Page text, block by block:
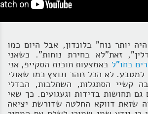
יותר נוח" בלונדון, אבל היום כמו
זאת"לא בחירת נוחות". כשאני
בחו"ל באמצעות תוכנת הסקייפ, אני
לא הכל זוהר ונוצץ כמו שאולי
קשיי הסתגלות, השתלבות, הבדלי
גם תחושות בדידות וגעגועים. כך שאי
שזאת דווקא החלטה שדורשת יציאה